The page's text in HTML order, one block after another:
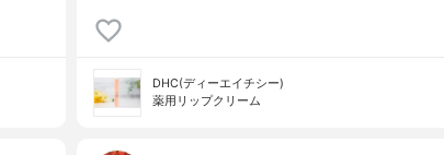
DHC(ディーエイチシー)
薬用リップクリーム